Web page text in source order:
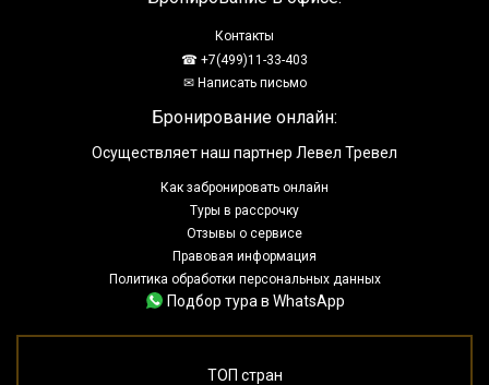
Контакты
☎ +7(499)11-33-403
✉ Написать письмо
Бронирование онлайн:
Осуществляет наш партнер Левел Тревел
Как забронировать онлайн
Туры в рассрочку
Отзывы о сервисе
Правовая информация
Политика обработки персональных данных
Подбор тура в WhatsApp
ТОП стран